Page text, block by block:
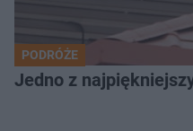
PODRÓŻE
Jedno z